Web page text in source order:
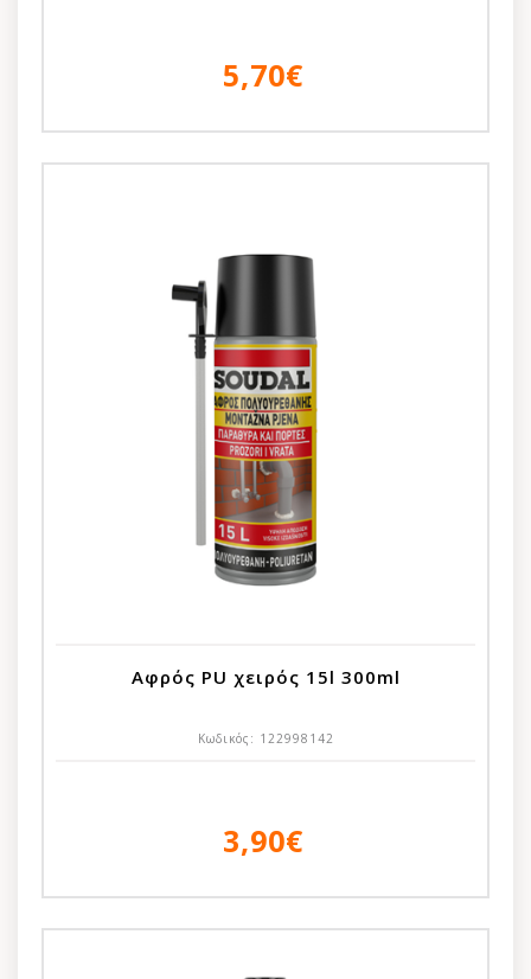
5,70€
Αφρός PU χειρός 15l 300ml
Κωδικός: 122998142
3,90€